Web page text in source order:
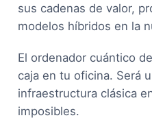
sus cadenas de valor,
modelos híbridos en la
El ordenador cuántico
caja en tu oficina. Será
infraestructura clásica
imposibles.